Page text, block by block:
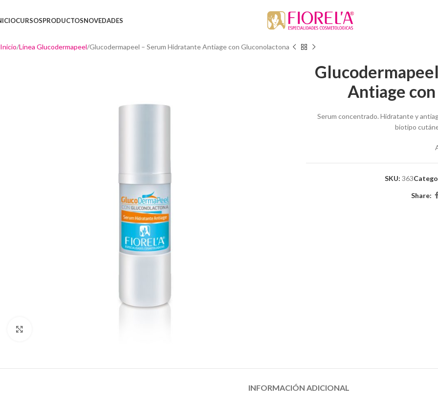
CURSOSPRODUCTOSNOVEDADES
Inicio Línea Glucodermapeel Glucodermapeel – Serum Hidratante Antiage con Gluconolactona
Antiage
Serum concentrado. Hidratante y
biotipo
SKU:363
Share:
INFORMACIÓN ADICIONAL